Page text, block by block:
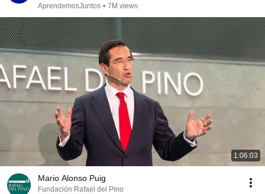
AprendemosJuntos • 7M views
1:06:03
Mario Alonso Puig
Fundación Rafael del Pino